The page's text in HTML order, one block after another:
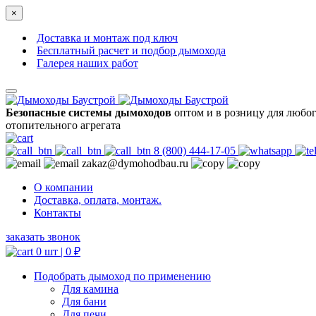
×
Доставка и монтаж под ключ
Бесплатный расчет и подбор дымохода
Галерея наших работ
Безопасные системы дымоходов оптом и в розницу для
отопительного агрегата
8 (800) 444-17-05
zakaz@dymohodbau.ru
О компании
Доставка, оплата, монтаж.
Контакты
заказать звонок
0 шт | 0 ₽
Подобрать дымоход по применению
Для камина
Для бани